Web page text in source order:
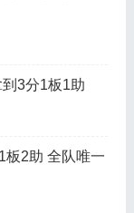
3分1板1助
板2助 全队唯一